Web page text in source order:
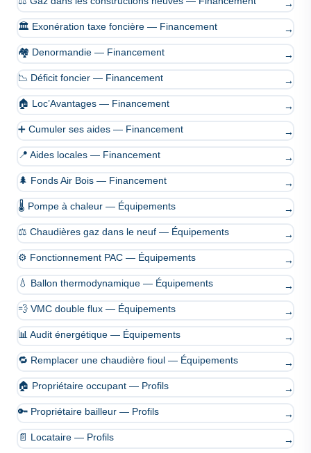
→
🏛️ Exonération taxe foncière — Financement →
🏘️ Denormandie — Financement →
📉 Déficit foncier — Financement →
🏠 Loc’Avantages — Financement →
➕ Cumuler ses aides — Financement →
📍 Aides locales — Financement →
🌲 Fonds Air Bois — Financement →
🌡️ Pompe à chaleur — Équipements →
⚖️ Chaudières gaz dans le neuf — Équipements →
⚙️ Fonctionnement PAC — Équipements →
💧 Ballon thermodynamique — Équipements →
💨 VMC double flux — Équipements →
📊 Audit énergétique — Équipements →
🔁 Remplacer une chaudière fioul — Équipements →
🏠 Propriétaire occupant — Profils →
🔑 Propriétaire bailleur — Profils →
📄 Locataire — Profils →